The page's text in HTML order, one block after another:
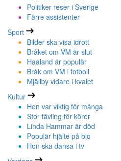
Politiker reser i Sverige
Färre assistenter
Sport
Bilder ska visa idrott
Bråket om VM är slut
Haaland är populär
Bråk om VM i fotboll
Mjällby vidare i kvalet
Kultur
Hon var viktig för många
Stor tävling för körer
Linda Hammar är död
Populär hjälte på bio
Hon ska dansa i tv